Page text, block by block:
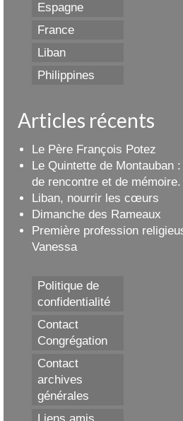
Espagne
France
Liban
Philippines
Articles récents
Le Père François Potez
Le Quintette de Montauban
de rencontre et de mémoire.
Liban, nourrir les cœurs
Dimanche des Rameaux
Première profession
Vanessa
Politique de
confidentialité
Contact
Congrégation
Contact
archives
générales